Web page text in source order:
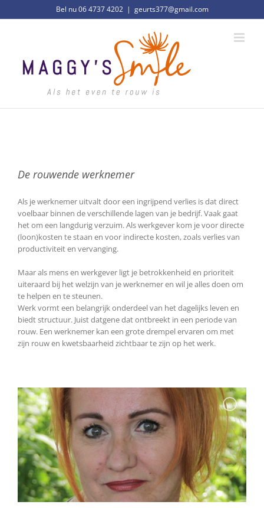
naar
Bel nu 06 4737 4202 | geurts377@gmail.com
De rouwende werknemer
Als je werknemer uitvalt door een ingrijpend verlies is dat direct
voelbaar binnen de verschillende lagen van je bedrijf. Vaak gaat
het om een langdurig verzuim. Als werkgever kom je voor directe
(loon)kosten te staan en voor indirecte kosten, zoals verlies van
productiviteit en vervanging.
Maar als mens en werkgever ligt je betrokkenheid en prioriteit
uiteraard bij het welzijn van je werknemer en wil je alles doen om
te helpen en te steunen.
Werk vormt een belangrijk onderdeel van het dagelijks leven en
biedt structuur. Juist datgene dat ontbreekt in een periode van
rouw. Een werknemer kan een grote drempel ervaren om met
zijn rouw en kwetsbaarheid zichtbaar te zijn op het werk.